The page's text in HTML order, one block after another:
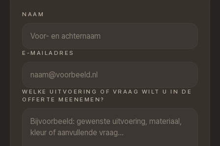
NAAM
E-MAILADRES
WELKE UITVOERING OF VRAAG WILT U IN DE
OFFERTE MEENEMEN?